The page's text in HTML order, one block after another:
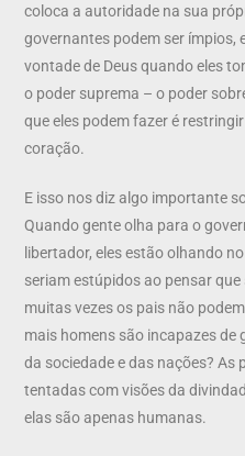
coloca a autoridade na sua
governantes podem ser ímpios,
vontade de Deus quando eles
o poder suprema – o poder
que eles podem fazer é
coração.
E isso nos diz algo importante
Quando gente olha para o
libertador, eles estão olhando
seriam estúpidos ao pensar
muitas vezes os pais não
mais homens são incapazes de
da sociedade e das nações? As
tentadas com visões da
elas são apenas humanas.